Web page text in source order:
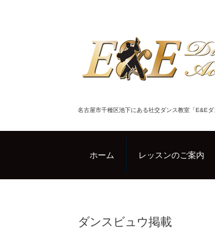
名古屋市千種区池下にある社交ダンス教室「E&Eダ
ホーム レッスンのご案内
ダンスビュウ掲載